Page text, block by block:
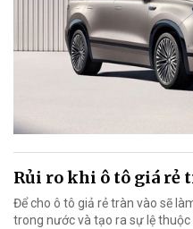
Rủi ro khi ô tô giá rẻ
Để cho ô tô giả rẻ tràn vào sẽ
trong nước và tạo ra sự lệ